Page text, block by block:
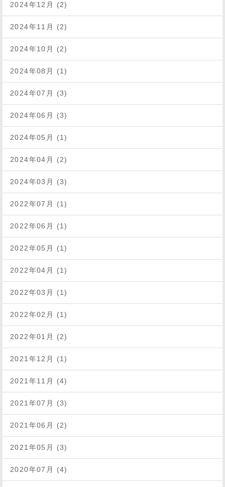
2024年12月 (2)
2024年11月 (2)
2024年10月 (2)
2024年08月 (1)
2024年07月 (3)
2024年06月 (3)
2024年05月 (1)
2024年04月 (2)
2024年03月 (3)
2022年07月 (1)
2022年06月 (1)
2022年05月 (1)
2022年04月 (1)
2022年03月 (1)
2022年02月 (1)
2022年01月 (2)
2021年12月 (1)
2021年11月 (4)
2021年07月 (3)
2021年06月 (2)
2021年05月 (3)
2020年07月 (4)